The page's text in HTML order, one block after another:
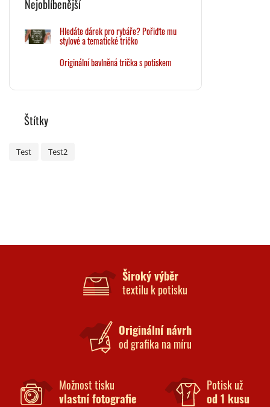
Nejoblíbenější
Hledáte dárek pro rybáře? Pořiďte mu
stylové a tematické tričko
Originální bavlněná trička s potiskem
Štítky
Test Test2
Široký výběr
textilu k potisku
Originální návrh
od grafika na míru
Možnost tisku
vlastní fotografie
Potisk už
od 1 kusu